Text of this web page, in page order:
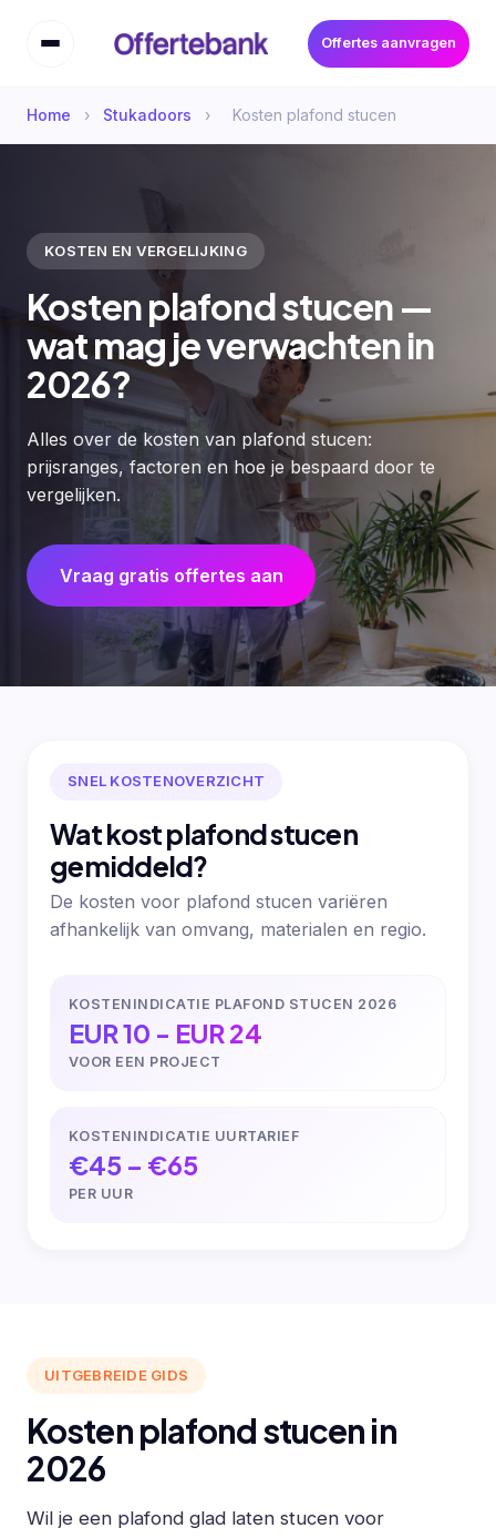
Offertes aanvragen
Home › Stukadoors › Kosten plafond stucen
KOSTEN EN VERGELIJKING
Kosten plafond stucen —
wat mag je verwachten in
2026?
Alles over de kosten van plafond stucen:
prijsranges, factoren en hoe je bespaard door te
vergelijken.
Vraag gratis offertes aan
SNEL KOSTENOVERZICHT
Wat kost plafond stucen
gemiddeld?
De kosten voor plafond stucen variëren
afhankelijk van omvang, materialen en regio.
KOSTENINDICATIE PLAFOND STUCEN 2026
EUR 10 - EUR 24
VOOR EEN PROJECT
KOSTENINDICATIE UURTARIEF
€45 – €65
PER UUR
UITGEBREIDE GIDS
Kosten plafond stucen in
2026
Wil je een plafond glad laten stucen voor